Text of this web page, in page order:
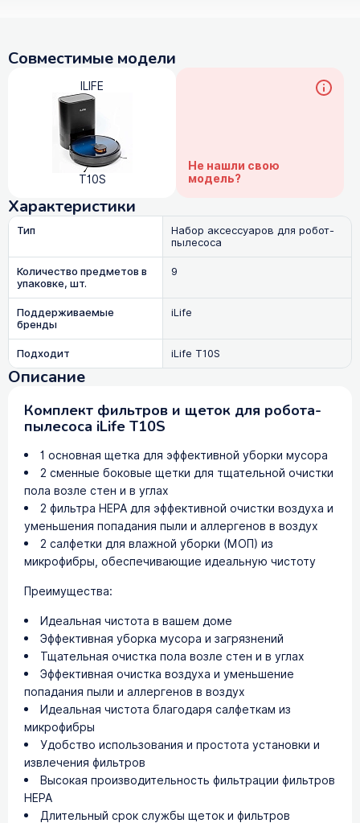
Совместимые модели
ILIFE
T10S
Не нашли свою
модель?
Характеристики
Тип Набор аксессуаров для робот-
пылесоса
Количество предметов в
упаковке, шт.
9
Поддерживаемые
бренды
iLife
Подходит iLife T10S
Описание
Комплект фильтров и щеток для робота-
пылесоса iLife T10S
1 основная щетка для эффективной уборки мусора
2 сменные боковые щетки для тщательной очистки
пола возле стен и в углах
2 фильтра HEPA для эффективной очистки воздуха и
уменьшения попадания пыли и аллергенов в воздух
2 салфетки для влажной уборки (МОП) из
микрофибры, обеспечивающие идеальную чистоту
Преимущества:
Идеальная чистота в вашем доме
Эффективная уборка мусора и загрязнений
Тщательная очистка пола возле стен и в углах
Эффективная очистка воздуха и уменьшение
попадания пыли и аллергенов в воздух
Идеальная чистота благодаря салфеткам из
микрофибры
Удобство использования и простота установки и
извлечения фильтров
Высокая производительность фильтрации фильтров
HEPA
Длительный срок службы щеток и фильтров